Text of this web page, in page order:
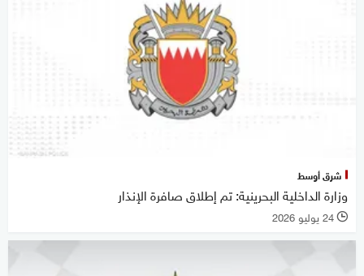
شرق أوسط
وزارة الداخلية البحرينية: تم إطلاق صافرة الإنذار
l 24 يوليو 2026